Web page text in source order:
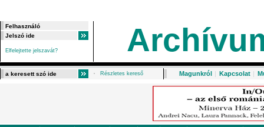
Elfelejtette jelszavát?
Részletes kereső Magunkról | Kapcsolat |